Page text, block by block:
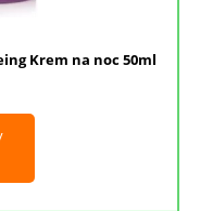
Krem na noc 50ml